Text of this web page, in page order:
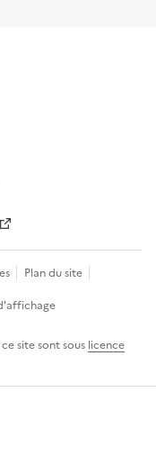
Plan du site
site sont sous licence